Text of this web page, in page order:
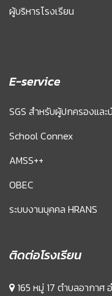
ผู้บริหารโรงเรียน
E-service
SGS สำหรับผู้ปกครองและ
School Connex
AMSS++
OBEC
ระบบงานบุคคล HRANS
ติดต่อโรงเรียน
165 หมู่ 17 ตำบลอากา